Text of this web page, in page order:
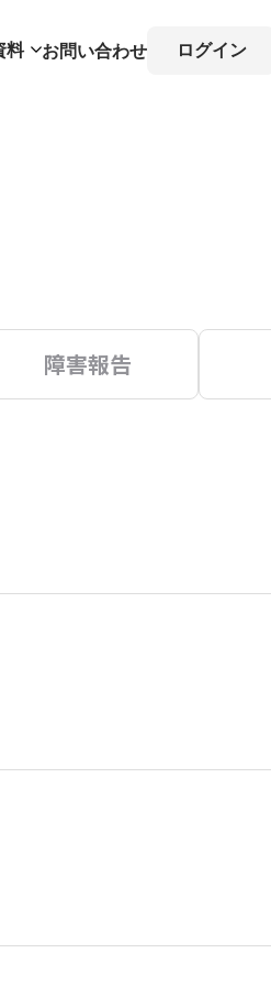
料 お問い合わせ ログイン
障害報告